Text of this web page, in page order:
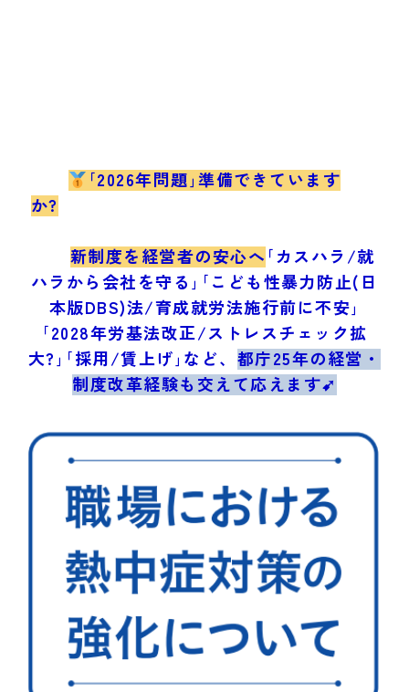
｢2026年問題｣準備できています
か?
新制度を経営者の安心へ ｢カスハラ/就
ハラから会社を守る｣｢こども性暴力防止(日
本版DBS)法/育成就労法施行前に不安｣
｢2028年労基法改正/ストレスチェック拡
大?｣｢採用/賃上げ｣など、 都庁25年の経営・
制度改革経験も交えて応えます➹